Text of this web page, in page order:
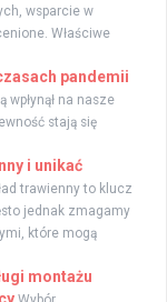
wsparcie w
Właściwe
pandemii
na nasze
stają się
i unikać
trawienny to klucz
jednak zmagamy
które mogą
montażu